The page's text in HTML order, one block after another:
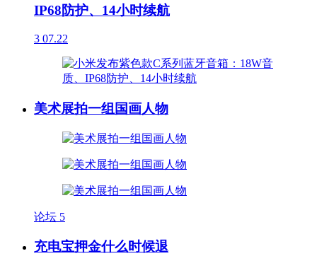
IP68防护、14小时续航
3 07.22
美术展拍一组国画人物
论坛 5
充电宝押金什么时候退